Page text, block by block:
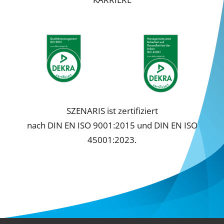
SZENARIS ist zertifiziert
nach DIN EN ISO 9001:2015 und DIN EN ISO
45001:2023.